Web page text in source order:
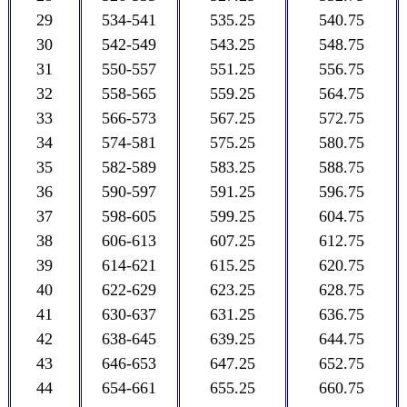
29
30
31
32
33
34
35
36
37
38
39
40
41
42
43
44
534-541
542-549
550-557
558-565
566-573
574-581
582-589
590-597
598-605
606-613
614-621
622-629
630-637
638-645
646-653
654-661
535.25
543.25
551.25
559.25
567.25
575.25
583.25
591.25
599.25
607.25
615.25
623.25
631.25
639.25
647.25
655.25
540.75
548.75
556.75
564.75
572.75
580.75
588.75
596.75
604.75
612.75
620.75
628.75
636.75
644.75
652.75
660.75